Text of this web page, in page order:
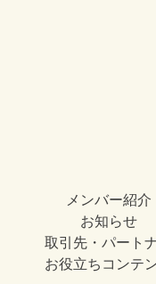
メンバー紹介
お知らせ
取引先・パート
お役立ちコンテ